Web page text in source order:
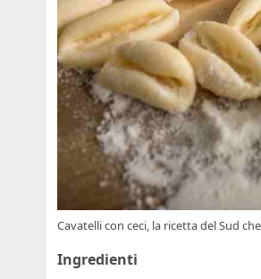
Cavatelli con ceci, la ricetta del Sud
Ingredienti